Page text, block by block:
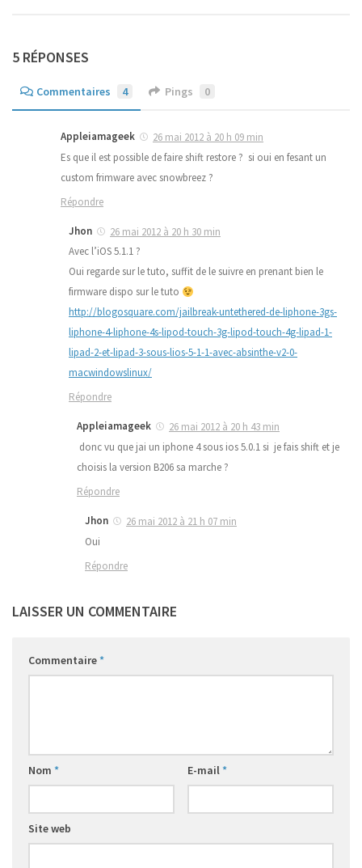
5 RÉPONSES
Commentaires 4 Pings 0
Appleiamageek
26 mai 2012 à 20 h 09 min
Es que il est possible de faire shift restore ? si oui en fesant un
custom frimware avec snowbreez ?
Répondre
Jhon
26 mai 2012 à 20 h 30 min
Avec l’iOS 5.1.1 ?
Oui regarde sur le tuto, suffit de le suivre en prenant bien le
firmware dispo sur le tuto
http://blogosquare.com/jailbreak-untethered-de-liphone-3gs-
liphone-4-liphone-4s-lipod-touch-3g-lipod-touch-4g-lipad-1-
lipad-2-et-lipad-3-sous-lios-5-1-1-avec-absinthe-v2-0-
macwindowslinux/
Répondre
Appleiamageek
26 mai 2012 à 20 h 43 min
donc vu que jai un iphone 4 sous ios 5.0.1 si je fais shift et je
choisis la version B206 sa marche ?
Répondre
Jhon
26 mai 2012 à 21 h 07 min
Oui
Répondre
LAISSER UN COMMENTAIRE
Commentaire*
Nom * E-mail*
Site web